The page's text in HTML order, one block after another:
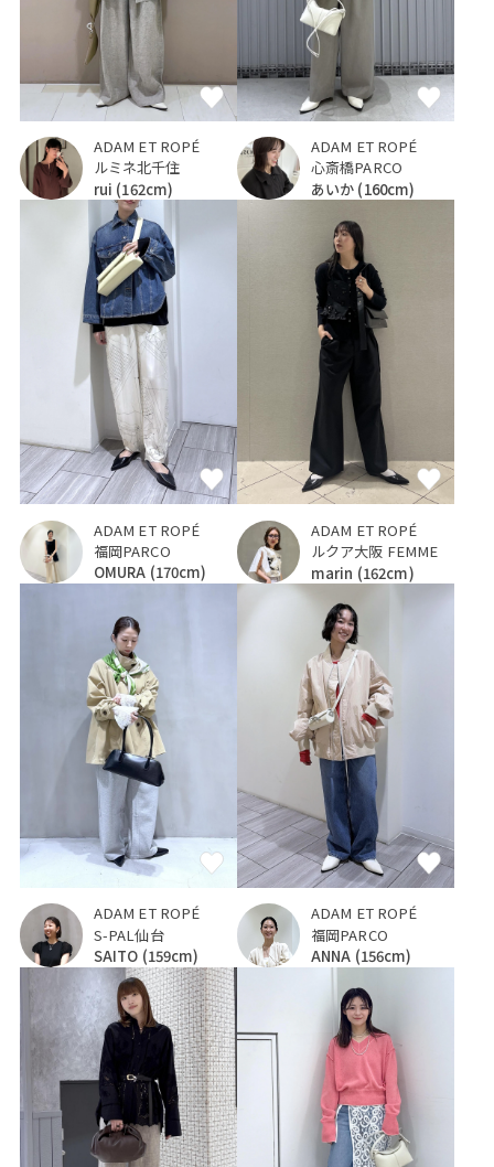
ADAM ET ROPÉ
ルミネ北千住
rui (162cm)
ADAM ET ROPÉ
心斎橋PARCO
あいか (160cm)
ADAM ET ROPÉ
福岡PARCO
OMURA (170cm)
ADAM ET ROPÉ
ルクア大阪 FEMME
marin (162cm)
ADAM ET ROPÉ
S-PAL仙台
SAITO (159cm)
ADAM ET ROPÉ
福岡PARCO
ANNA (156cm)